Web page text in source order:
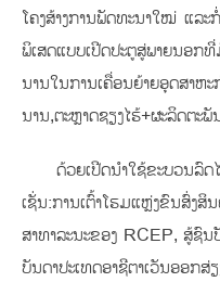
ໂຄງສ້າງການພັດທະນາໃໝ່ ແລ
ພິເສດແບບເປີດປະຕູສູ່ພາຍນອ
ນານໃນການເຄື່ອນຍ້າຍອຸດສາຫ
ນານ,ຕະຫຼາດຊຽງໄຮ້+ຜະລິດຕ
ດ້ວຍເປີດນໍາໃຊ້ຂະບວນລົ
ເຊັ່ນ:ການເຕົ້າໂຮມແຫຼ່ງຂົນສົ່ງ
ສາທາລະນະຂອງ RCEP, ສູ້ຊົນ
ບັນດາປະເທດອາຊີຕາເວັນອອກສ່